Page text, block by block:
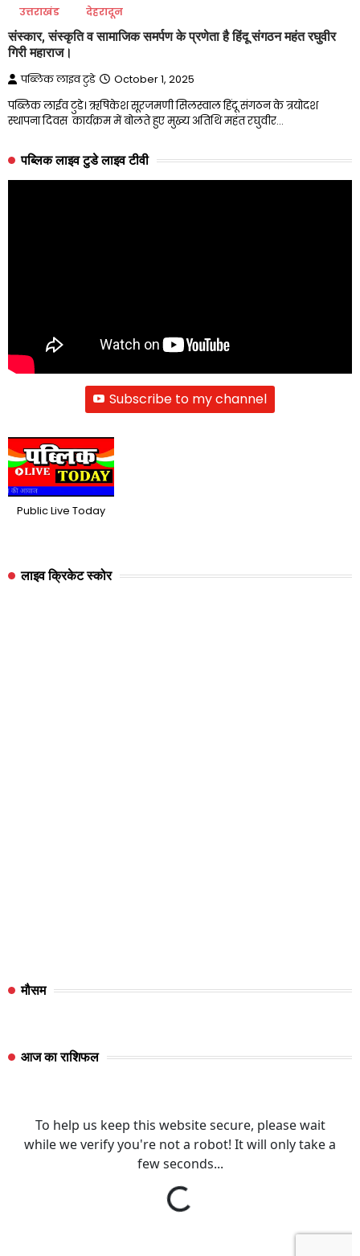
उत्तराखंड देहरादून
संस्कार, संस्कृति व सामाजिक समर्पण के प्रणेता है हिंदू संगठन महंत रघुवीर
गिरी महाराज।
पब्लिक लाइव टुडे October 1, 2025
पब्लिक लाईव टुडे। ऋषिकेश सूरजमणी सिलस्वाल हिंदू संगठन के त्रयोदश
स्थापना दिवस कार्यक्रम में बोलते हुए मुख्य अतिथि महंत रघुवीर…
पब्लिक लाइव टुडे लाइव टीवी
Subscribe to my channel
Public Live Today
लाइव क्रिकेट स्कोर
मौसम
आज का राशिफल